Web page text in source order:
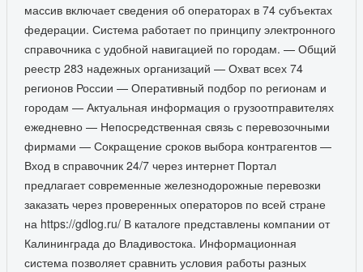
массив включает сведения об операторах в 74 субъектах
федерации. Система работает по принципу электронного
справочника с удобной навигацией по городам. — Общий
реестр 283 надежных организаций — Охват всех 74
регионов России — Оперативный подбор по регионам и
городам — Актуальная информация о грузоотправителях
ежедневно — Непосредственная связь с перевозочными
фирмами — Сокращение сроков выбора контрагентов —
Вход в справочник 24/7 через интернет Портал
предлагает современные железнодорожные перевозки
заказать через проверенных операторов по всей стране
на https://gdlog.ru/ В каталоге представлены компании от
Калининграда до Владивостока. Информационная
система позволяет сравнить условия работы разных